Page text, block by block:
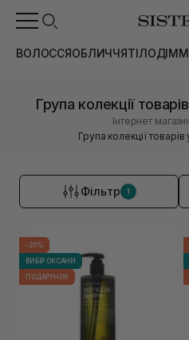
ВОЛОССЯОБЛИЧЧЯТІЛОДІМ
Група колекції
Інтернет
Група колекції товарів
Фільтр 1
-20%
ВИБІР ОКСАНИ
ПОДАРУНОК